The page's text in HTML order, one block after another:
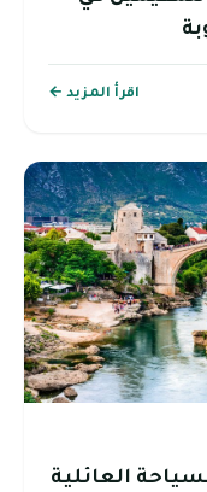
اقرأ المزيد ←
العائلية